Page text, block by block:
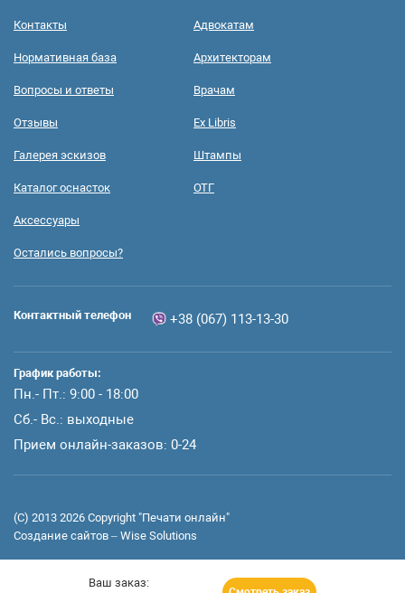
Ваш заказ:
Контакты
Нормативная база
Вопросы и ответы
Отзывы
Галерея эскизов
Каталог оснасток
Аксессуары
Остались вопросы?
Адвокатам
Архитекторам
Врачам
Ex Libris
Штампы
ОТГ
Контактный телефон +38 (067) 113-13-30
График работы:
Пн.- Пт.: 9:00 - 18:00
Сб.- Вс.: выходные
Прием онлайн-заказов: 0-24
(C) 2013 2026 Сopyright "Печати онлайн"
Создание сайтов – Wise Solutions